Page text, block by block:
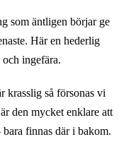
som äntligen börjar ge
Här en hederlig
ingefära.
krasslig så försonas vi
den mycket enklare att
finnas där i bakom.